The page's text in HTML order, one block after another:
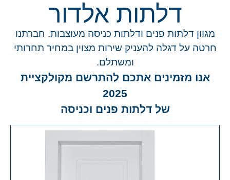
דלתות אלדור
מגוון דלתות פנים ודלתות כניסה מעוצבות. חברתנו
חרטה על דגלה להעניק שירות מצוין במחיר תחרותי
ומשתלם.
אנו מזמינים אתכם להתרשם מקולקציית
2025
של דלתות פנים וכניסה